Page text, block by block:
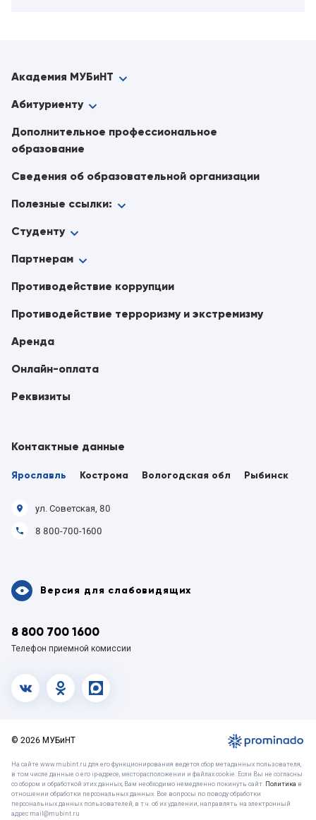
Академия МУБиНТ
Абитуриенту
Дополнительное профессиональное
образование
Сведения об образовательной организации
Полезные ссылки:
Версия для слабовидящих
8 800 700 1600
Телефон приемной комиссии
vk.com
Студенту
Партнерам
Противодействие коррупции
Противодействие терроризму и экстремизму
Аренда
Онлайн-оплата
Реквизиты
Контактные данные
Ярославль Кострома Вологодская обл Рыбинск
ул. Советская, 80
8 800-700-1600
© 2026 МУБиНТ
На сайте www.mubint.ru для его функционирования ведется сбор метаданных пользователя,
в том числе данные о его ip-адресе, месторасположении и файлах cookie. Если Вы не согласны
со сбором и обработкой этих данных, Вам необходимо немедленно покинуть сайт. Политика в
отношении обработки персональных данных. Все вопросы по поводу обработки
персональных данных пользователей, в т.ч. об их удалении, направлять на электронный
адрес mail@mubint.ru